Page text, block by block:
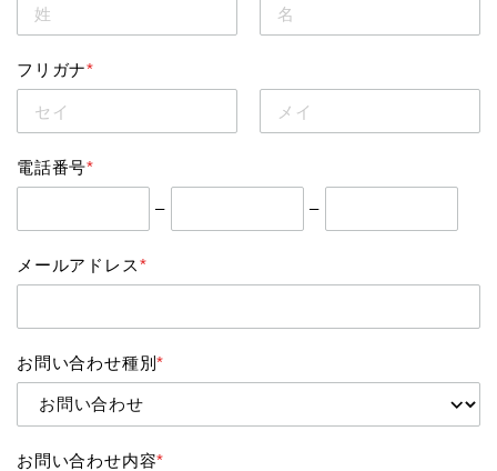
フリガナ*
電話番号*
– –
メールアドレス*
お問い合わせ種別*
お問い合わせ内容*